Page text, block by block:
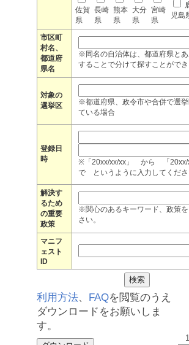
佐賀
県
長崎
県
熊本
県
大分
県
宮崎
県
児島
市区町
村名、
都道府
県名
※同名の自治体は、都道府県と
することで分けて探すことができ
対象の
選挙区
※都道府県、政令市や合併で選
ている場合
登録日
時
※「20xx/xx/xx」 から 「20xx/
で というように入力してくださ
解決す
るため
の重要
政策
※関心のあるキーワード、政策
さい。
マニフ
ェスト
ID
利用方法、 FAQを閲覧のうえ
ダウンロードをお願いしま
す。
1